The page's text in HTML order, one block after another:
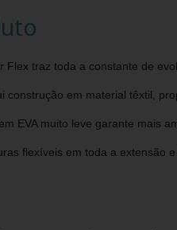
Flex traz toda a constante de
construção em material têxtil,
EVA muito leve garante mais
flexíveis em toda a extensão